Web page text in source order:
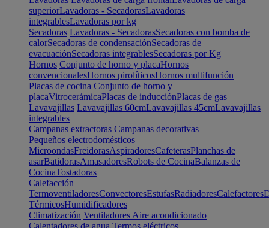
superiorLavadoras - SecadorasLavadoras
integrablesLavadoras por kg
Secadoras Lavadoras - SecadorasSecadoras con bomba de
calorSecadoras de condensaciónSecadoras de
evacuaciónSecadoras integrablesSecadoras por Kg
Hornos Conjunto de horno y placaHornos
convencionalesHornos pirolíticosHornos multifunción
Placas de cocina Conjunto de horno y
placaVitrocerámicaPlacas de inducciónPlacas de gas
Lavavajillas Lavavajillas 60cmLavavajillas 45cmLavavajillas
integrables
Campanas extractoras Campanas decorativas
Pequeños electrodomésticos
MicroondasFreidorasAspiradoresCafeterasPlanchas de
asarBatidorasAmasadoresRobots de CocinaBalanzas de
CocinaTostadoras
Calefacción
TermoventiladoresConvectoresEstufasRadiadoresCalefactores
TérmicosHumidificadores
Climatización Ventiladores Aire acondicionado
Calentadores de agua Termos eléctricos